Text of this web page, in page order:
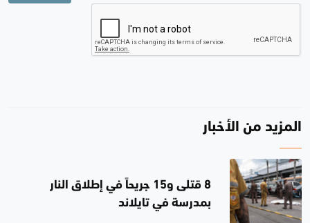
المزيد من الأخبار
8 قتلى و15 جريحاً في إطلاق النار
بمدرسة في تايلاند